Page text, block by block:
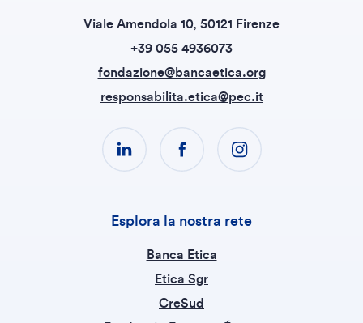
Viale Amendola 10, 50121 Firenze
+39 055 4936073
fondazione@bancaetica.org
responsabilita.etica@pec.it
Esplora la nostra rete
Banca Etica
Etica Sgr
CreSud